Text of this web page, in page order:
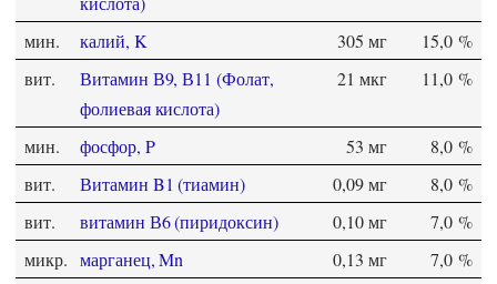
мин. калий, K 305 мг
15,0 %
вит.
Витамин В9, В11 (Фолат,
фолиевая кислота)
21 мкг 11,0 %
мин. фосфор, P 53 мг
8,0 %
вит.
Витамин B1 (тиамин) 0,09 мг
8,0 %
вит.
витамин В6 (пиридоксин) 0,10 мг
7,0 %
микр. марганец, Mn 0,13 мг
7,0 %